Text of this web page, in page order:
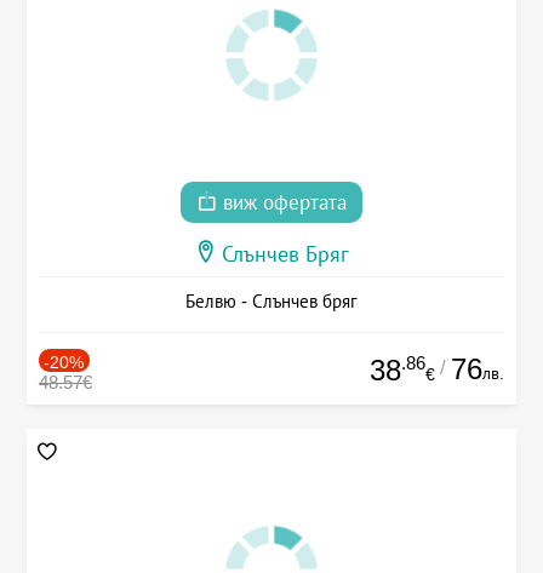
виж офертата
Слънчев Бряг
Белвю - Слънчев бряг
-20%
48.57€ 38.86
€ / 76лв.